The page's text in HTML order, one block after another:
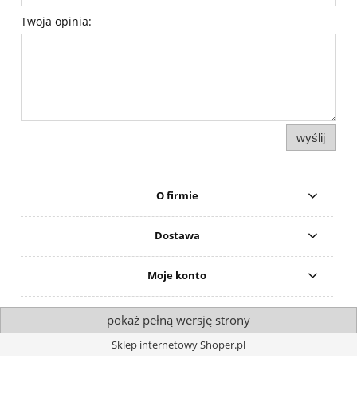
Twoja opinia:
wyślij
O firmie
Dostawa
Moje konto
pokaż pełną wersję strony
Sklep internetowy Shoper.pl